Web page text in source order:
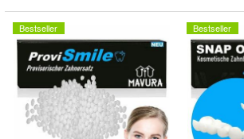
Bestseller Bestseller